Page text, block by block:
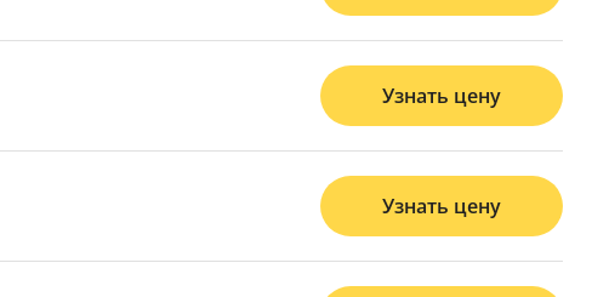
Узнать цену
Узнать цену